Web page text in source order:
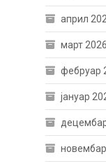
април
март 2026
фебруар
јануар